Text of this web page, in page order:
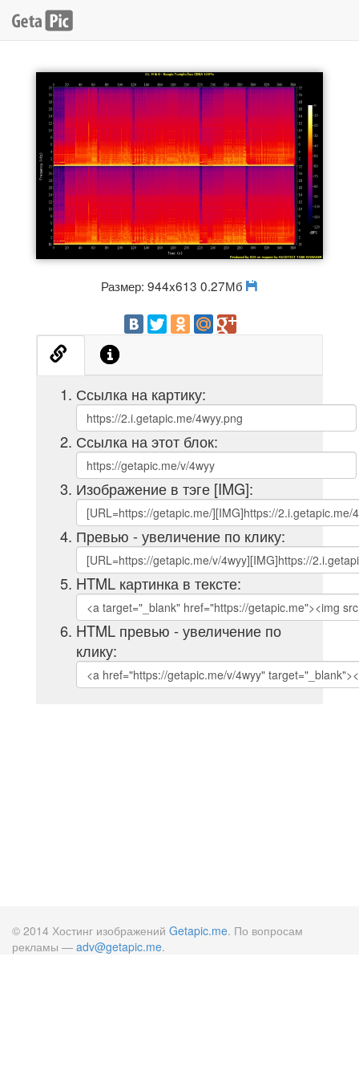
Размер: 944x613 0.27Мб
Ссылка на картику:
Ссылка на этот блок:
Изображение в тэге [IMG]:
Превью - увеличение по клику:
HTML картинка в тексте:
HTML превью - увеличение по
клику:
© 2014 Хостинг изображений Getapic.me. По вопросам
рекламы — adv@getapic.me.